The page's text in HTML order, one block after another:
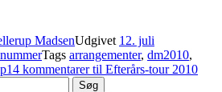
MadsenUdgivet 12. juli
Tags arrangementer, dm2010,
14 kommentarertil Efterårs-tour 2010
Søg